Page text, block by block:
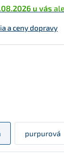
u vás
a ceny dopravy
purpurová